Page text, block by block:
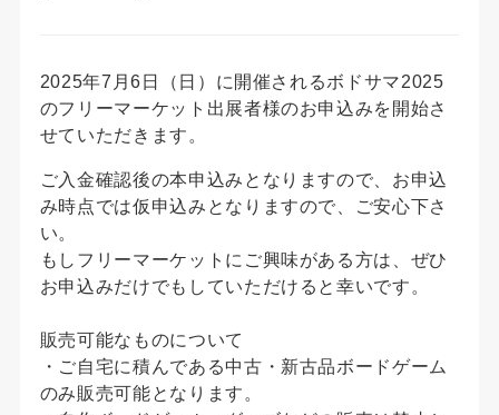
2025年7月6日（日）に開催されるボドサマ2025
のフリーマーケット出展者様のお申込みを開始さ
せていただきます。
ご入金確認後の本申込みとなりますので、お申込
み時点では仮申込みとなりますので、ご安心下さ
い。
もしフリーマーケットにご興味がある方は、ぜひ
お申込みだけでもしていただけると幸いです。
販売可能なものについて
・ご自宅に積んである中古・新古品ボードゲーム
のみ販売可能となります。